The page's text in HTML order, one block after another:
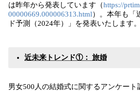
は昨年から発表しています（https://
00000669.000006313.html）。本年も「
ド予測（2024年）」を発表いたします。
近未来トレンド①： 旅婚
男女500人の結婚式に関するアンケー